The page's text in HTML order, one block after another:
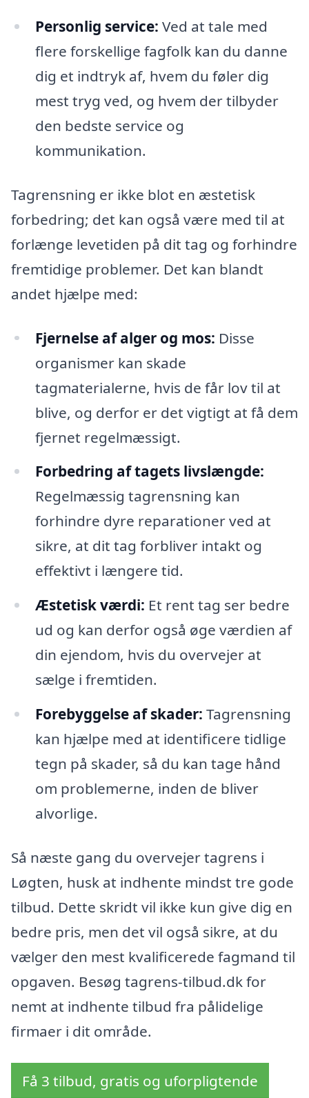
Personlig service: Ved at tale med
flere forskellige fagfolk kan du danne
dig et indtryk af, hvem du føler dig
mest tryg ved, og hvem der tilbyder
den bedste service og
kommunikation.
Tagrensning er ikke blot en æstetisk
forbedring; det kan også være med til at
forlænge levetiden på dit tag og forhindre
fremtidige problemer. Det kan blandt
andet hjælpe med:
Fjernelse af alger og mos: Disse
organismer kan skade
tagmaterialerne, hvis de får lov til at
blive, og derfor er det vigtigt at få dem
fjernet regelmæssigt.
Forbedring af tagets livslængde:
Regelmæssig tagrensning kan
forhindre dyre reparationer ved at
sikre, at dit tag forbliver intakt og
effektivt i længere tid.
Æstetisk værdi: Et rent tag ser bedre
ud og kan derfor også øge værdien af
din ejendom, hvis du overvejer at
sælge i fremtiden.
Forebyggelse af skader: Tagrensning
kan hjælpe med at identificere tidlige
tegn på skader, så du kan tage hånd
om problemerne, inden de bliver
alvorlige.
Så næste gang du overvejer tagrens i
Løgten, husk at indhente mindst tre gode
tilbud. Dette skridt vil ikke kun give dig en
bedre pris, men det vil også sikre, at du
vælger den mest kvalificerede fagmand til
opgaven. Besøg tagrens-tilbud.dk for
nemt at indhente tilbud fra pålidelige
firmaer i dit område.
Få 3 tilbud, gratis og uforpligtende